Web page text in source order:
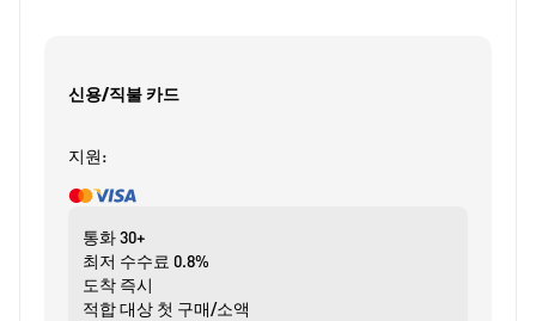
신용/직불 카드
지원:
통화30+
최저 수수료 0.8%
도착 즉시
적합 대상 첫 구매/소액